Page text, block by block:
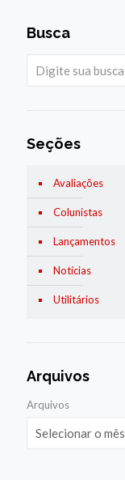
Busca
Seções
Avaliações
Colunistas
Lançamentos
Notícias
Utilitários
Arquivos
Arquivos